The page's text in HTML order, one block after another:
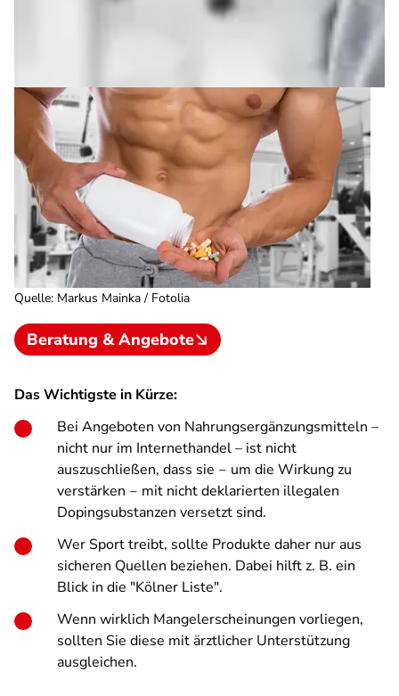
Quelle: Markus Mainka / Fotolia
Beratung & Angebote
Das Wichtigste in Kürze:
Bei Angeboten von Nahrungsergänzungsmitteln –
nicht nur im Internethandel – ist nicht
auszuschließen, dass sie ‒ um die Wirkung zu
verstärken ‒ mit nicht deklarierten illegalen
Dopingsubstanzen versetzt sind.
Wer Sport treibt, sollte Produkte daher nur aus
sicheren Quellen beziehen. Dabei hilft z. B. ein
Blick in die "Kölner Liste".
Wenn wirklich Mangelerscheinungen vorliegen,
sollten Sie diese mit ärztlicher Unterstützung
ausgleichen.